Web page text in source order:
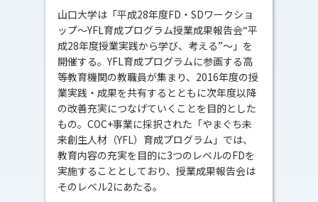
山口大学は「平成28年度FD・SDワークショ
ップ～YFL育成プログラム授業成果報告会“平
成28年度授業実践から学び、考える”～」を
開催する。YFL育成プログラムに参画する高
等教育機関の教職員が集まり、2016年度の授
業実践・成果を共有するとともに次年度以降
の改善充実につなげていくことを目的とした
もの。COC+事業に採択された「やまぐち未
来創生人材（YFL）育成プログラム」では、
教育内容の充実を目的に3つのレベルのFDを
実施することとしており、授業成果報告会は
そのレベル2にあたる。